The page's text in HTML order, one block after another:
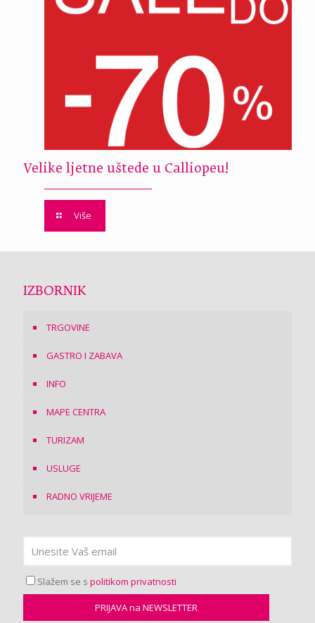
Velike ljetne uštede u Calliopeu!
Više
IZBORNIK
TRGOVINE
GASTRO I ZABAVA
INFO
MAPE CENTRA
TURIZAM
USLUGE
RADNO VRIJEME
Slažem se s politikom privatnosti